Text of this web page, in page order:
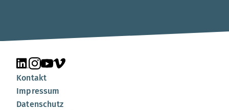
Unsere Seite auf LinkedIn
Unsere Seite auf Instagram
Unsere Seite auf YouTube
Unsere Seite auf Vimeo
Kontakt
Impressum
Datenschutz